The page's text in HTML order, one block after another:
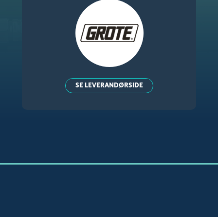
SE LEVERANDØRSIDE